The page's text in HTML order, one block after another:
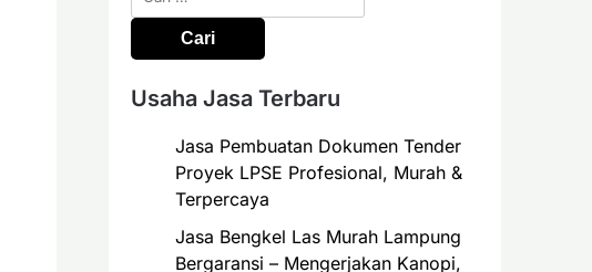
untuk:
Usaha Jasa Terbaru
Jasa Pembuatan Dokumen Tender
Proyek LPSE Profesional, Murah &
Terpercaya
Jasa Bengkel Las Murah Lampung
Bergaransi – Mengerjakan Kanopi,